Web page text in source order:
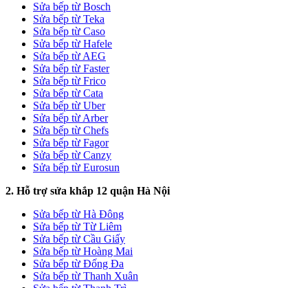
Sửa bếp từ Bosch
Sửa bếp từ Teka
Sửa bếp từ Caso
Sửa bếp từ Hafele
Sửa bếp từ AEG
Sửa bếp từ Faster
Sửa bếp từ Frico
Sửa bếp từ Cata
Sửa bếp từ Uber
Sửa bếp từ Arber
Sửa bếp từ Chefs
Sửa bếp từ Fagor
Sửa bếp từ Canzy
Sửa bếp từ Eurosun
2. Hỗ trợ sửa khắp 12 quận Hà Nội
Sửa bếp từ Hà Đông
Sửa bếp từ Từ Liêm
Sửa bếp từ Cầu Giấy
Sửa bếp từ Hoàng Mai
Sửa bếp từ Đống Đa
Sửa bếp từ Thanh Xuân